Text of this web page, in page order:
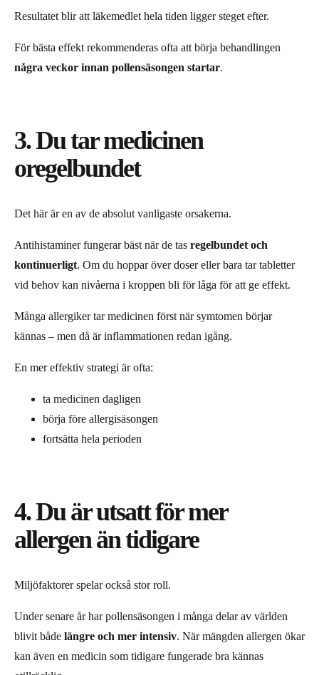
Resultatet blir att läkemedlet hela tiden ligger steget efter.
För bästa effekt rekommenderas ofta att börja behandlingen
några veckor innan pollensäsongen startar.
3. Du tar medicinen
oregelbundet
Det här är en av de absolut vanligaste orsakerna.
Antihistaminer fungerar bäst när de tas regelbundet och
kontinuerligt. Om du hoppar över doser eller bara tar tabletter
vid behov kan nivåerna i kroppen bli för låga för att ge effekt.
Många allergiker tar medicinen först när symtomen börjar
kännas – men då är inflammationen redan igång.
En mer effektiv strategi är ofta:
ta medicinen dagligen
börja före allergisäsongen
fortsätta hela perioden
4. Du är utsatt för mer
allergen än tidigare
Miljöfaktorer spelar också stor roll.
Under senare år har pollensäsongen i många delar av världen
blivit både längre och mer intensiv. När mängden allergen ökar
kan även en medicin som tidigare fungerade bra kännas